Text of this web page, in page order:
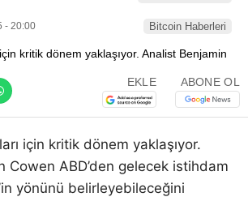
- 20:00 Bitcoin Haberleri
EKLE ABONE OL
için kritik dönem yaklaşıyor.
Cowen ABD’den gelecek istihdam
yönünü belirleyebileceğini